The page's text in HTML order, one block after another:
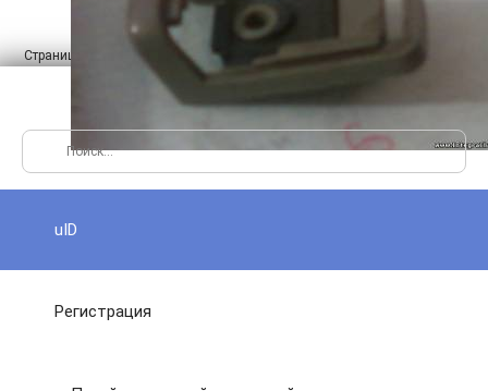
Страница 1
uID
Регистрация